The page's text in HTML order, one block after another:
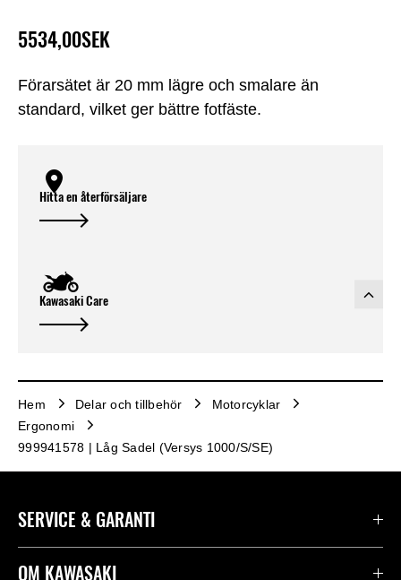
Förarsätet är 20 mm lägre och smalare än
standard, vilket ger bättre fotfäste.
5534,00SEK
Hitta en återförsäljare
Kawasaki Care
Hem Delar och tillbehör
Motorcyklar
Ergonomi
999941578 | Låg Sadel (Versys 1000/S/SE)
SERVICE & GARANTI
Kontakta oss
OM KAWASAKI